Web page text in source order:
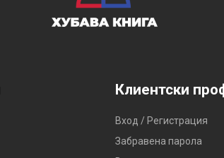
Клиентски
Вход / Регистрация
Забравена парола